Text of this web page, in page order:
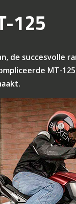
125
de succesvolle
MT-